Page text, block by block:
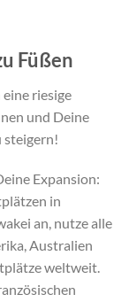
Füßen
riesige
und Deine
steigern!
Expansion:
in
an, nutze alle
Australien
weltweit.